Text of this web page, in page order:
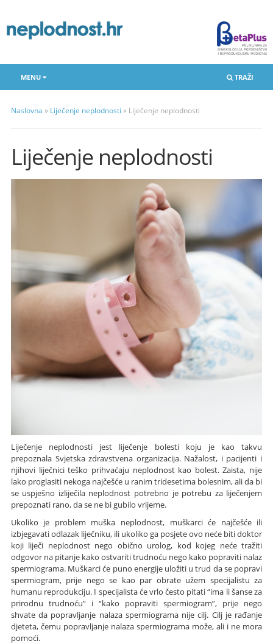
TRAŽI
MENU
Naslovna » Liječenje neplodnosti » Liječenje neplodnosti
Liječenje neplodnosti
Liječenje neplodnosti jest liječenje bolesti koju je kao takvu
prepoznala Svjetska zdravstvena organizacija. Nažalost, i pacijenti i
njihovi liječnici teško prihvaćaju neplodnost kao bolest. Zaista, nije
lako proglasiti nekoga najčešće u ranim tridesetima bolesnim, ali da bi
se uspješno izliječila neplodnost potrebno je potrebu za liječenjem
prepoznati rano, da se ne bi gubilo vrijeme.
Ukoliko je problem muška neplodnost, muškarci će najčešće ili
izbjegavati odlazak liječniku, ili ukoliko ga posjete ovo neće biti doktor
koji liječi neplodnost nego obično urolog, kod kojeg neće tražiti
odgovor na pitanje kako ostvariti trudnoću nego kako popraviti nalaz
spermiograma. Muškarci će puno energije uložiti u trud da se popravi
spermiogram, prije nego se kao par obrate užem specijalistu za
humanu reprodukciju. I specijalista će vrlo često pitati “ima li šanse za
prirodnu trudnoću” i “kako popraviti spermiogram”, prije nego
shvate da popravljanje nalaza spermiograma nije cilj. Cilj je rađanje
djeteta, čemu popravljanje nalaza spermiograma može, ali i ne mora
pomoći.